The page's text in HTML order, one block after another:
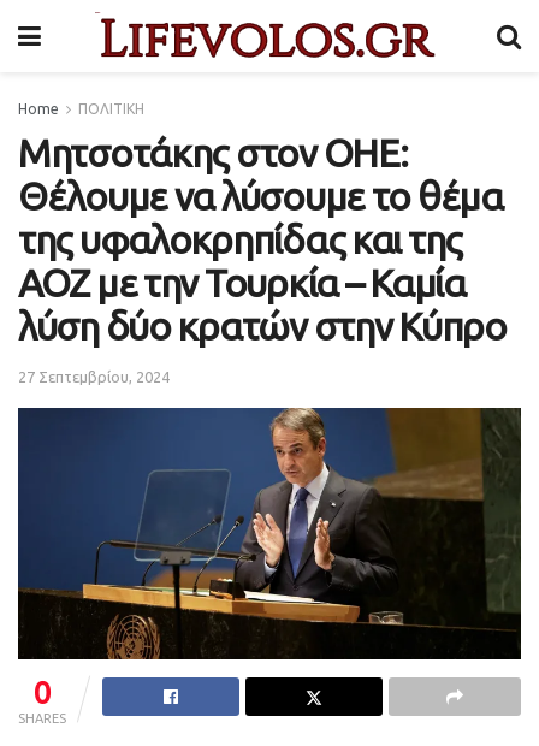
Home ΠΟΛΙΤΙΚΗ
Μητσοτάκης στον ΟΗΕ:
Θέλουμε να λύσουμε το θέμα
της υφαλοκρηπίδας και της
ΑΟΖ με την Τουρκία – Καμία
λύση δύο κρατών στην Κύπρο
27 Σεπτεμβρίου, 2024
0
SHARES